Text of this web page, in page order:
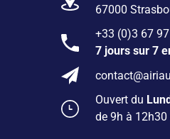
67000
+33 (0)3 67
7 jours sur 7
Ouvert du
de 9h à